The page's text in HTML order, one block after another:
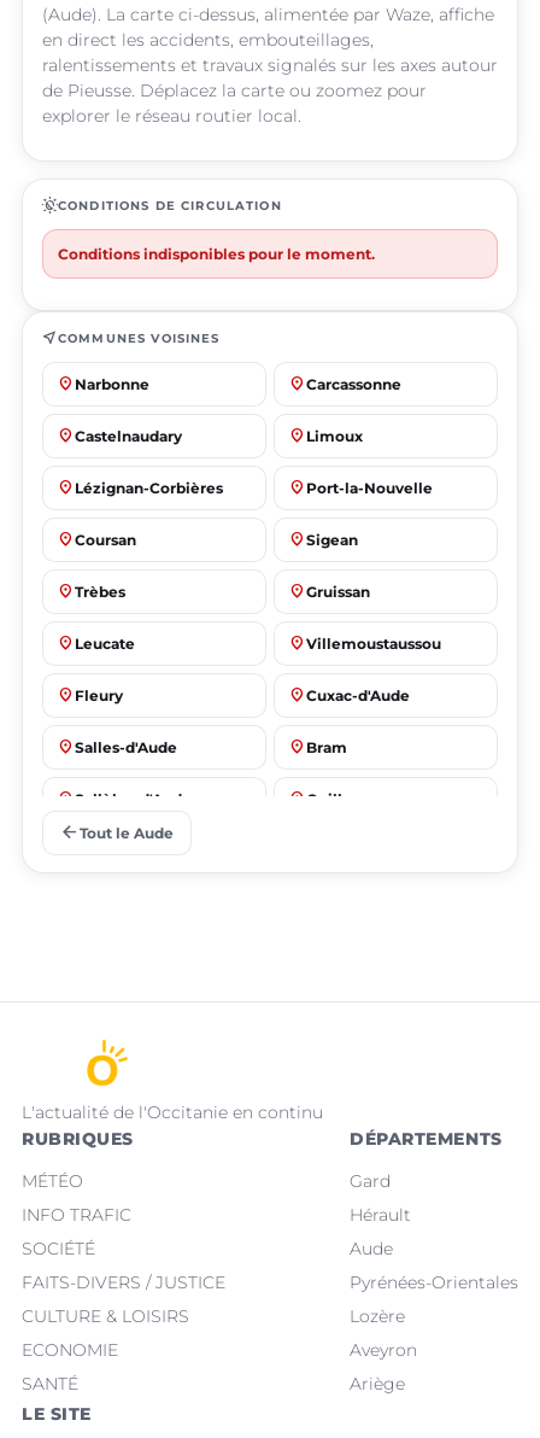
(Aude). La carte ci-dessus, alimentée par Waze, affiche
en direct les accidents, embouteillages,
ralentissements et travaux signalés sur les axes autour
de Pieusse. Déplacez la carte ou zoomez pour
explorer le réseau routier local.
routineCONDITIONS DE CIRCULATION
Conditions indisponibles pour le moment.
near_meCOMMUNES VOISINES
place Narbonne place Carcassonne
place Castelnaudary place Limoux
place Lézignan-Corbières place Port-la-Nouvelle
place Coursan place Sigean
place Trèbes place Gruissan
place Leucate place Villemoustaussou
place Fleury place Cuxac-d'Aude
place Salles-d'Aude place Bram
place Sallèles-d'Aude place Quillan
arrow_back Tout le Aude
L'actualité de l'Occitanie en continu
RUBRIQUES
MÉTÉO
INFO TRAFIC
SOCIÉTÉ
FAITS-DIVERS / JUSTICE
CULTURE & LOISIRS
ECONOMIE
SANTÉ
DÉPARTEMENTS
Gard
Hérault
Aude
Pyrénées-Orientales
Lozère
Aveyron
Ariège
LE SITE